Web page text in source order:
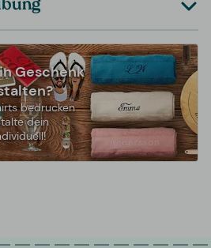
Geschenk
bedrucken
dein